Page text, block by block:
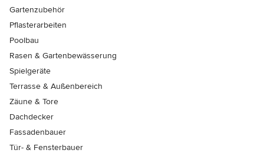
Gartenzubehör
Pflasterarbeiten
Poolbau
Rasen & Gartenbewässerung
Spielgeräte
Terrasse & Außenbereich
Zäune & Tore
Dachdecker
Fassadenbauer
Tür- & Fensterbauer